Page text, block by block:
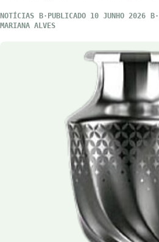
NOTÍCIAS PUBLICADO 10 JUNHO 2026
MARIANA ALVES